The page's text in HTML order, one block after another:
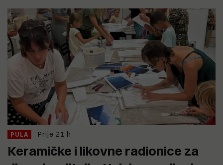
PULA Prije 21 h
Keramičke i likovne radionice za